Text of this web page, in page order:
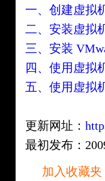
一、创建虚拟
二、安装虚拟
三、安装
四、使用虚拟
五、使用虚拟
更新网址：
最初发布：
加入收藏夹